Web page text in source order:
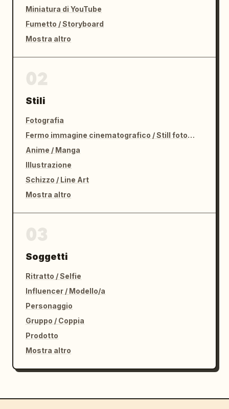
Miniatura di YouTube
Fumetto / Storyboard
Mostra altro
Stili
Fotografia
Fermo immagine cinematografico / Still fotografico
Anime / Manga
Illustrazione
Schizzo / Line Art
Mostra altro
Soggetti
Ritratto / Selfie
Influencer / Modello/a
Personaggio
Gruppo / Coppia
Prodotto
Mostra altro